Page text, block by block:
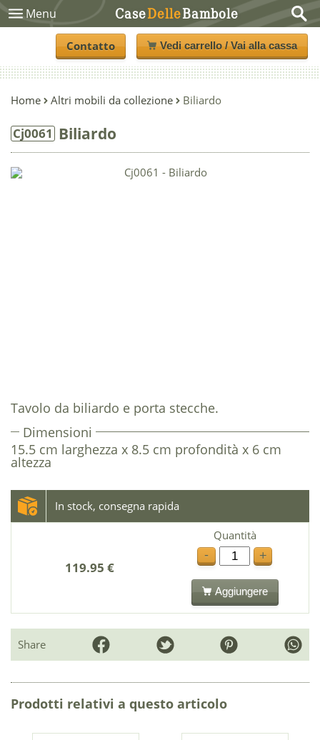
Menu CaseDelleBambole
Contatto Vedi carrello / Vai alla cassa
Cj0061 Biliardo
Tavolo da biliardo e porta stecche.
Dimensioni
15.5 cm larghezza x 8.5 cm profondità x 6 cm
altezza
In stock, consegna rapida
119.95 €
Quantità
-
+
Aggiungere
Share
Prodotti relativi a questo articolo
Home Altri mobili da collezione Biliardo